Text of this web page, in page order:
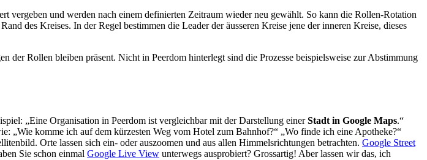
vergeben und werden nach einem definierten Zeitraum wieder neu gewählt. So kann die Rollen-Rotation
des Kreises. In der Regel bestimmen die Leader der äusseren Kreise jene der inneren Kreise, dieses
Rollen bleiben präsent. Nicht in Peerdom hinterlegt sind die Prozesse beispielsweise zur Abstimmung
„Eine Organisation in Peerdom ist vergleichbar mit der Darstellung einerStadt in Google Maps.“
„Wie komme ich auf dem kürzesten Weg vom Hotel zum Bahnhof?“ „Wo finde ich eine Apotheke?“
Orte lassen sich ein- oder auszoomen und aus allen Himmelsrichtungen betrachten. Google Street
Sie schon einmal Google Live View unterwegs ausprobiert? Grossartig! Aber lassen wir das, ich